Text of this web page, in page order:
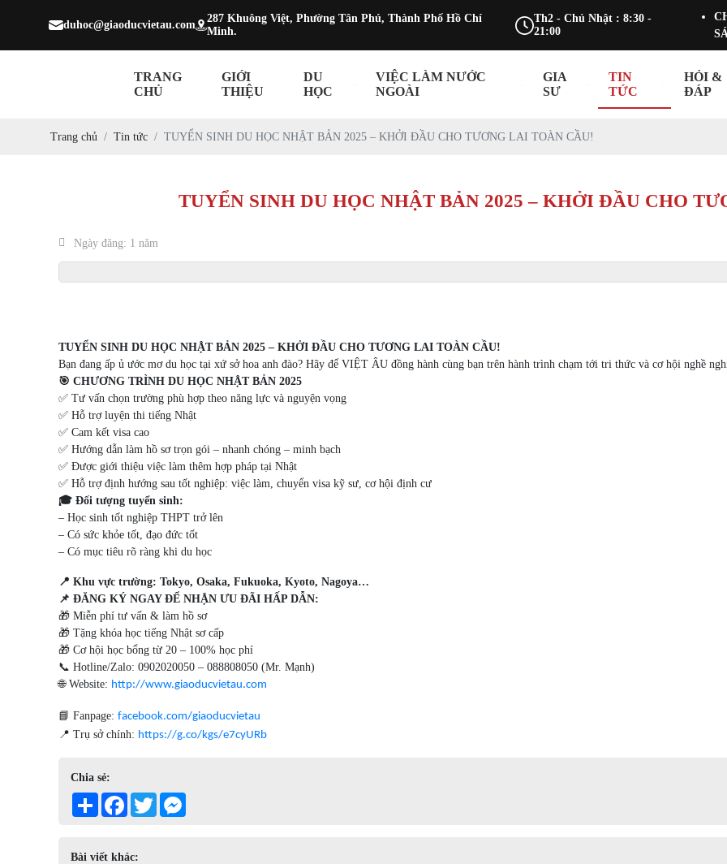
duhoc@giaoducvietau.com
287 Khuông Việt, Phường Tân Phú, Thành Phố Hồ Chí
Minh.
Th2 - Chủ Nhật : 8:30 -
21:00
TRANG
CHỦ
GIỚI
THIỆU
DU
HỌC
VIỆC LÀM NƯỚC
NGOÀI
GIA
SƯ
TIN
TỨC
HỎI &
ĐÁP
Trang chủ Tin tức TUYỂN SINH DU HỌC NHẬT BẢN 2025 – KHỞI ĐẦU CHO TƯƠNG LAI TOÀN CẦU!
TUYỂN SINH DU HỌC NHẬT BẢN 2025 – KHỞI ĐẦU CHO
Ngày đăng: 1 năm
TUYỂN SINH DU HỌC NHẬT BẢN 2025 – KHỞI ĐẦU CHO TƯƠNG LAI TOÀN CẦU!
Bạn đang ấp ủ ước mơ du học tại xứ sở hoa anh đào? Hãy để VIỆT ÂU đồng hành cùng bạn trên hành trình chạm tới tri thức và cơ hội nghề
🎯 CHƯƠNG TRÌNH DU HỌC NHẬT BẢN 2025
✅ Tư vấn chọn trường phù hợp theo năng lực và nguyện vọng
✅ Hỗ trợ luyện thi tiếng Nhật
✅ Cam kết visa cao
✅ Hướng dẫn làm hồ sơ trọn gói – nhanh chóng – minh bạch
✅ Được giới thiệu việc làm thêm hợp pháp tại Nhật
✅ Hỗ trợ định hướng sau tốt nghiệp: việc làm, chuyển visa kỹ sư, cơ hội định cư
🎓 Đối tượng tuyển sinh:
– Học sinh tốt nghiệp THPT trở lên
– Có sức khỏe tốt, đạo đức tốt
– Có mục tiêu rõ ràng khi du học
📍 Khu vực trường: Tokyo, Osaka, Fukuoka, Kyoto, Nagoya…
📌 ĐĂNG KÝ NGAY ĐỂ NHẬN ƯU ĐÃI HẤP DẪN:
🎁 Miễn phí tư vấn & làm hồ sơ
🎁 Tặng khóa học tiếng Nhật sơ cấp
🎁 Cơ hội học bổng từ 20 – 100% học phí
📞 Hotline/Zalo: 0902020050 – 088808050 (Mr. Mạnh)
🌐 Website: http://www.giaoducvietau.com
📘 Fanpage: facebook.com/giaoducvietau
📍 Trụ sở chính: https://g.co/kgs/e7cyURb
Chia sẻ:
Share FacebookTwitter
Bài viết khác: